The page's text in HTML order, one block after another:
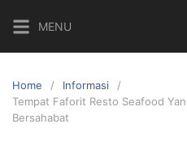
content
MENU
Home
Informasi
Tempat Faforit Resto Seafood
Bersahabat